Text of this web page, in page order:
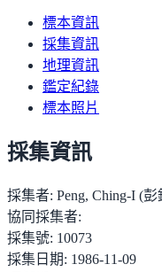
標本資訊
採集資訊
地理資訊
鑑定紀錄
標本照片
採集資訊
採集者: Peng, Ching-I (
協同採集者:
採集號: 10073
採集日期: 1986-11-09